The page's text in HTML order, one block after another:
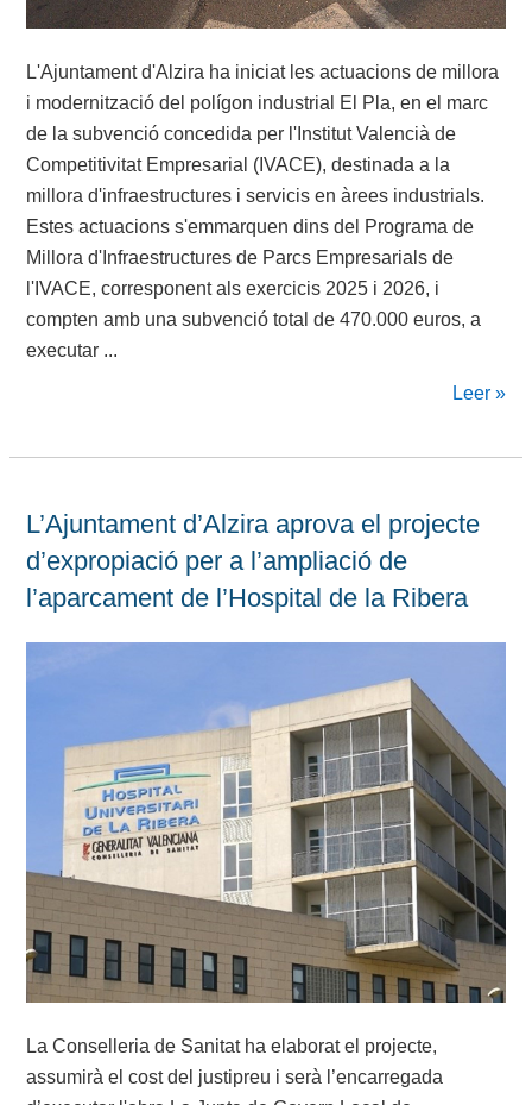
L'Ajuntament d'Alzira ha iniciat les actuacions de millora
i modernització del polígon industrial El Pla, en el marc
de la subvenció concedida per l'Institut Valencià de
Competitivitat Empresarial (IVACE), destinada a la
millora d'infraestructures i servicis en àrees industrials.
Estes actuacions s'emmarquen dins del Programa de
Millora d'Infraestructures de Parcs Empresarials de
l'IVACE, corresponent als exercicis 2025 i 2026, i
compten amb una subvenció total de 470.000 euros, a
executar ...
Leer »
L’Ajuntament d’Alzira aprova el projecte
d’expropiació per a l’ampliació de
l’aparcament de l’Hospital de la Ribera
La Conselleria de Sanitat ha elaborat el projecte,
assumirà el cost del justipreu i serà l’encarregada